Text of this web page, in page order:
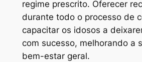
regime prescrito. Oferecer
durante todo o processo de
capacitar os idosos a
com sucesso, melhorando a
bem-estar geral.